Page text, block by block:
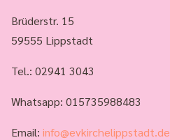
Brüderstr. 15
59555 Lippstadt
Tel.: 02941 3043
Whatsapp: 015735988483
Email: info@evkirchelippstadt.de